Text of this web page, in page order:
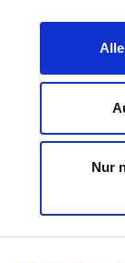
Nur
KONTAKT